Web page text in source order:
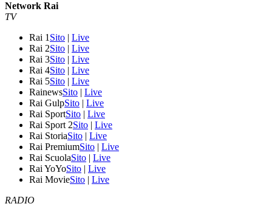
Network Rai
TV
Rai 1 Sito | Live
Rai 2Sito | Live
Rai 3Sito | Live
Rai 4Sito | Live
Rai 5Sito | Live
RainewsSito | Live
Rai GulpSito | Live
Rai SportSito | Live
Rai Sport 2Sito | Live
Rai StoriaSito | Live
Rai PremiumSito | Live
Rai ScuolaSito | Live
Rai YoYoSito | Live
Rai MovieSito | Live
RADIO